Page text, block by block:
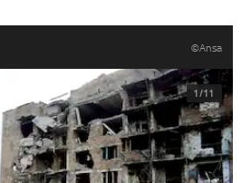
©Ansa
1/11